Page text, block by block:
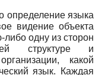
определение языка
видение объекта
одну из сторон
структуре и
какой
язык. Каждая